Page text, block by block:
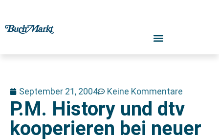
September 21, 2004 Keine Kommentare
P.M. History und dtv
kooperieren bei neuer